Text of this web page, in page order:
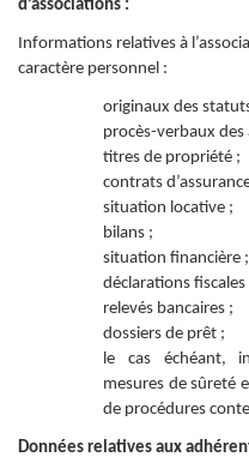
d’associations :
Informations relatives à
caractère personnel :
originaux des
procès-verbaux des
titres de propriété ;
contrats
situation locative ;
bilans ;
situation financière ;
déclarations fiscales
relevés bancaires ;
dossiers de prêt ;
le cas échéant,
mesures de sûreté
de procédures
Données relatives aux